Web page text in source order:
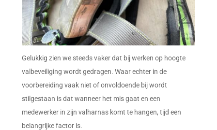
Gelukkig zien we steeds vaker dat bij werken op hoogte
valbeveiliging wordt gedragen. Waar echter in de
voorbereiding vaak niet of onvoldoende bij wordt
stilgestaan is dat wanneer het mis gaat en een
medewerker in zijn valharnas komt te hangen, tijd een
belangrijke factor is.